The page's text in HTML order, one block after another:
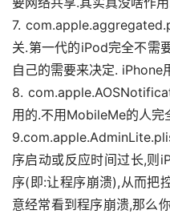
7.
关.第一代的iPod完全不需
自己的需要来决定. iPhone
8.
用的.不用MobileMe的人完
序启动或反应时间过长,则
序(即:让程序崩溃),从而把
意经常看到程序崩溃,那么